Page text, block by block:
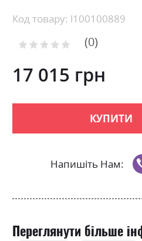
Skip
the
of
the
gallery
Код товару: l100100889
Рейтинг: 0
17 015 грн
КУПИТИ
Напишіть Нам:
Переглянути більше